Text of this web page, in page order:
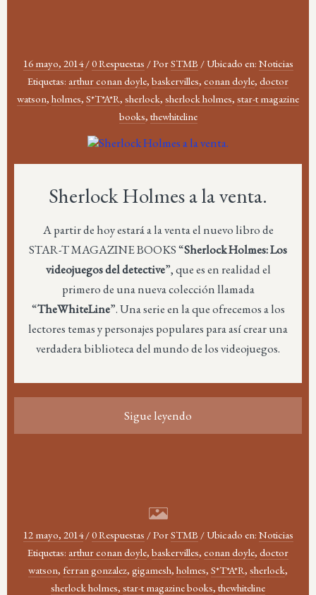
16 mayo, 2014 /0 Respuestas /PorSTMB / Ubicado en: Noticias
Etiquetas: arthur conan doyle, baskervilles, conan doyle, doctor
watson, holmes, S*T*A*R, sherlock, sherlock holmes, star-t magazine
books, thewhiteline
Sherlock Holmes a la venta.
A partir de hoy estará a la venta el nuevo libro de
STAR-T MAGAZINE BOOKS “Sherlock Holmes: Los
videojuegos del detective”, que es en realidad el
primero de una nueva colección llamada
“TheWhiteLine”. Una serie en la que ofrecemos a los
lectores temas y personajes populares para así crear una
verdadera biblioteca del mundo de los videojuegos.
Sigue leyendo
12 mayo, 2014 /0 Respuestas /PorSTMB / Ubicado en: Noticias
Etiquetas: arthur conan doyle, baskervilles, conan doyle, doctor
watson, ferran gonzalez, gigamesh, holmes, S*T*A*R, sherlock,
sherlock holmes, star-t magazine books, thewhiteline